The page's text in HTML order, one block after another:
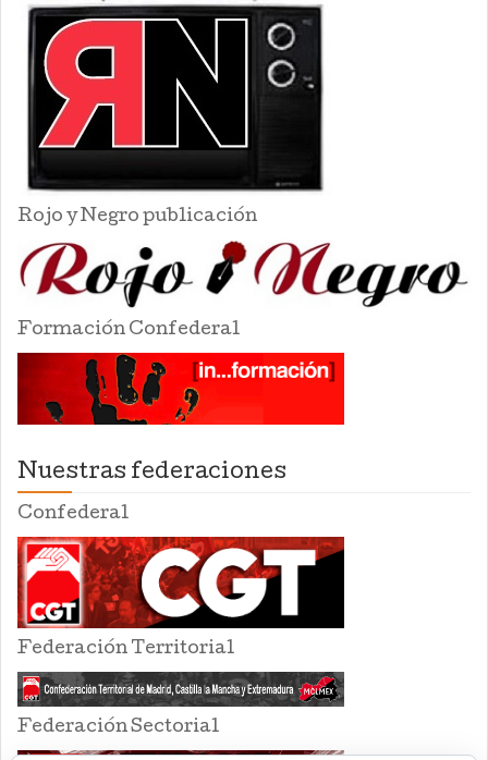
Rojo y Negro publicación
Formación Confederal
Nuestras federaciones
Confederal
Federación Territorial
Federación Sectorial